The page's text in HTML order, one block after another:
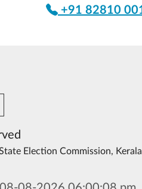
+91 82810
Election Commission, Kerala